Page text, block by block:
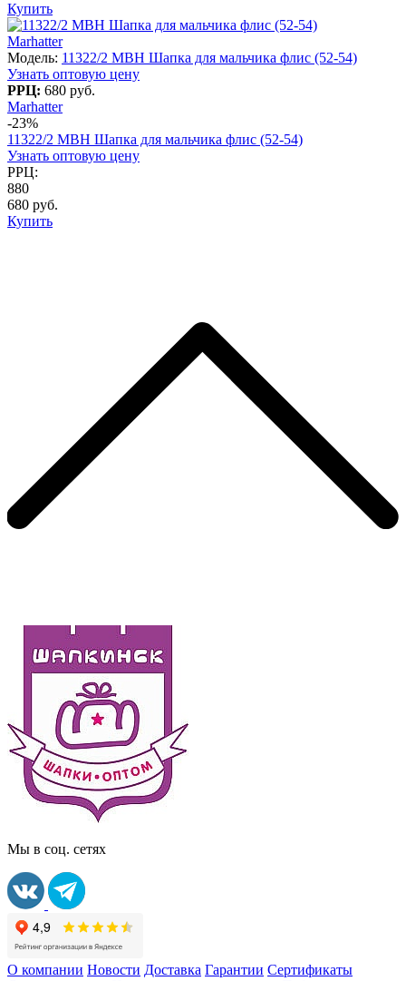
Купить
Marhatter
Модель: 11322/2 MBH Шапка для мальчика флис (52-54)
Узнать оптовую цену
РРЦ: 680 руб.
Marhatter
-23%
11322/2 MBH Шапка для мальчика флис (52-54)
Узнать оптовую цену
РРЦ:
880
680 руб.
Купить
Мы в соц. сетях
О компании Новости Доставка Гарантии Сертификаты